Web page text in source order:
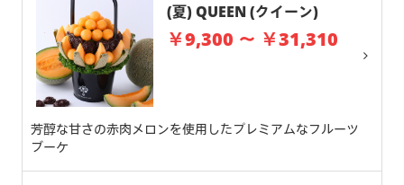
(夏) QUEEN (クイーン)
￥9,300 ～ ￥31,310
芳醇な甘さの赤肉メロンを使用したプレミアムなフルーツ
ブーケ